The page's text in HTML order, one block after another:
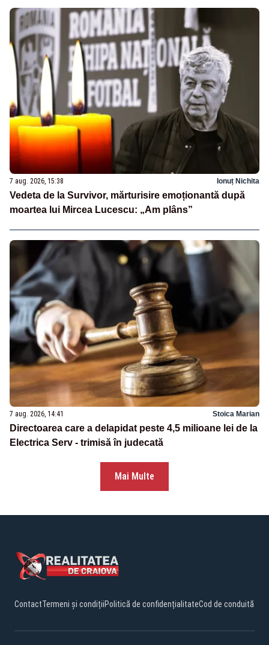
7 aug. 2026, 15:38 Ionuț Nichita
Vedeta de la Survivor, mărturisire emoționantă după
moartea lui Mircea Lucescu: „Am plâns”
7 aug. 2026, 14:41 Stoica Marian
Directoarea care a delapidat peste 4,5 milioane lei de la
Electrica Serv - trimisă în judecată
Mai Multe
ContactTermeni și condițiiPolitică de confidențialitateCod de conduită